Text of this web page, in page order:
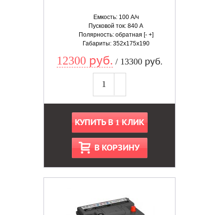
Емкость: 100 А/ч
Пусковой ток: 840 А
Полярность: обратная [- +]
Габариты: 352x175x190
12300 руб. / 13300 руб.
КУПИТЬ В 1 КЛИК
В КОРЗИНУ